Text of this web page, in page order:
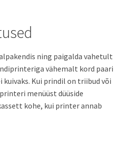
ning paigalda vahetult
vähemalt kord paari
kuivaks. Kui prindil on triibud või
menüüst düüside
kohe, kui printer annab